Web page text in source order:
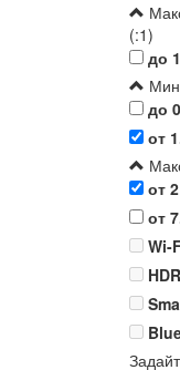
(:1)
до 1
до
от
от
от
Wi-
HDR